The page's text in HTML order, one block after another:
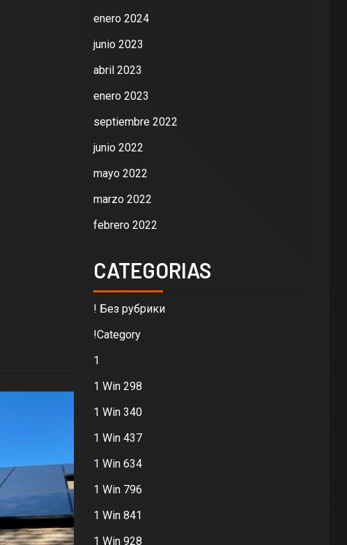
enero 2024
junio 2023
abril 2023
enero 2023
septiembre 2022
junio 2022
mayo 2022
marzo 2022
febrero 2022
CATEGORIAS
! Без рубрики
!Category
1
1 Win 298
1 Win 340
1 Win 437
1 Win 634
1 Win 796
1 Win 841
1 Win 928